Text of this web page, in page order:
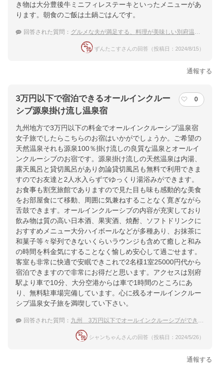
き物は大分豊後牛ミニフィレステーキといったメニューがあ
ります。朝食のご飯は土鍋ごはんです。
回答された質問： グルメな夫が満足する、料理が美味しい別府温泉の温泉宿を教えて下さい。
ずんたこすさんの回答（投稿日：2024/8/15）
通報する
3万円以下で宿泊できるオールインクルー
シブ源泉掛け流し温泉宿
0
九州地方で3万円以下の料金でオールインクルーシブ温泉宿
女子旅でしたらこちらのお宿はいかがでしょうか。ご希望の
天然温泉それも源泉100％掛け流しの良質な温泉とオールイ
ンクルーシブのお宿です。源泉掛け流しの天然温泉は内湯、
露天風呂と貸切風呂があり勿論貸切風呂も無料で利用できま
すのでお友達と2人水入らずでゆっくり湯浴みができます。
お食事も割烹旅館でありますので見た目も味も感動的な美食
をお部屋食にて移動、周囲に気兼ねすることなく寛ぎながら
舌鼓できます。オールインクルーシブの内容が充実しており
飲み物は質の高い日本酒、果実酒、焼酎、ソフトドリンクに
おすすめメニュー大分ハイボールなどが多種あり、お抹茶に
和菓子等々挙列できないくらいラウンジも含めて癒しと和み
の時間を料金気にすることなく愉しめ安心して過ごせます。
客室も非常に快適で安眠できこれで2名様1室25000円代から
宿泊できますので非常にお得だと思います。アクセスは別府
駅より車で10分、大分空港からは車で1時間のところにあ
り、無料駐車場完備しています。心に残るオールインクルー
シブ温泉女子旅を満喫してい下さい。
回答された質問： 九州 3万円以下でオールインクルーシブができる女子旅向けの温泉宿
シャンちゃんさんの回答（投稿日：2024/5/26）
通報する